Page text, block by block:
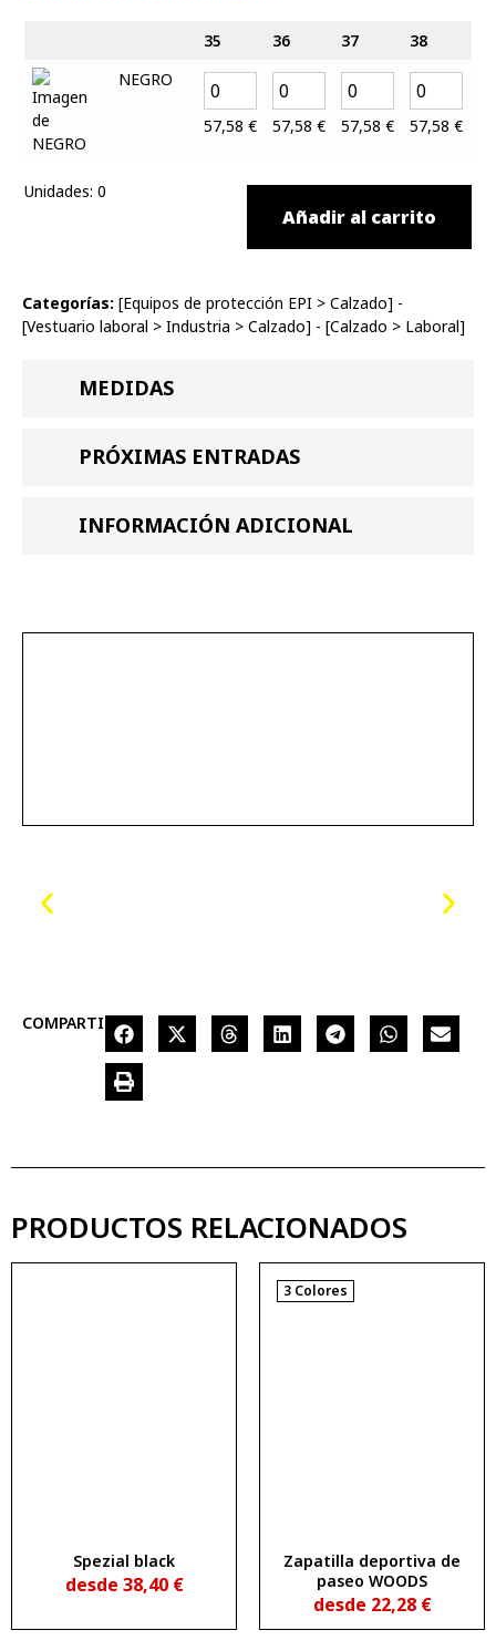
35 36 37 38
NEGRO
57,58 € 57,58 € 57,58 € 57,58 €
Unidades: 0
Añadir al carrito
Categorías: [Equipos de protección EPI > Calzado] -
[Vestuario laboral > Industria > Calzado] - [Calzado > Laboral]
MEDIDAS
PRÓXIMAS ENTRADAS
INFORMACIÓN ADICIONAL
COMPARTIR
PRODUCTOS RELACIONADOS
Spezial black
desde 38,40 €
3 Colores
Zapatilla deportiva de
paseo WOODS
desde 22,28 €